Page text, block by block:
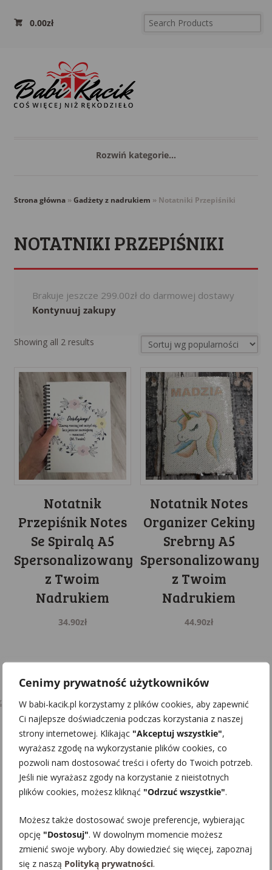
Cenimy prywatność użytkowników
W babi-kacik.pl korzystamy z plików cookies, aby zapewnić
Ci najlepsze doświadczenia podczas korzystania z naszej
strony internetowej. Klikając "Akceptuj wszystkie",
wyrażasz zgodę na wykorzystanie plików cookies, co
pozwoli nam dostosować treści i oferty do Twoich potrzeb.
Jeśli nie wyrażasz zgody na korzystanie z nieistotnych
plików cookies, możesz kliknąć "Odrzuć wszystkie".
Możesz także dostosować swoje preferencje, wybierając
opcję "Dostosuj". W dowolnym momencie możesz
zmienić swoje wybory. Aby dowiedzieć się więcej, zapoznaj
się z naszą Polityką prywatności.
0.00zł
Rozwiń kategorie...
Strona główna»Gadżety z nadrukiem » Notatniki Przepiśniki
NOTATNIKI PRZEPIŚNIKI
Brakuje jeszcze 299.00złdo darmowej dostawy
Kontynuuj zakupy
Showing all 2 resultsSorted
Notatnik
Przepiśnik Notes
Se Spiralą A5
Spersonalizowany
z Twoim
Nadrukiem
34.90zł
Notatnik Notes
Organizer Cekiny
Srebrny A5
Spersonalizowany
z Twoim
Nadrukiem
44.90zł
Babi Kącik
ola.babikacik
Więcej Profil